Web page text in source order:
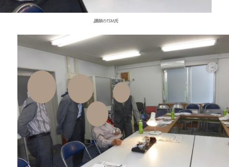
講師のTSM氏